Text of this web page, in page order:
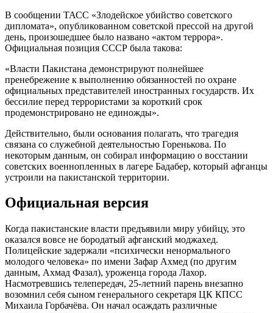
В сообщении ТАСС «Злодейское убийство советского
дипломата», опубликованном советской прессой на другой
день, произошедшее было названо «актом террора».
Официальная позиция СССР была такова:
«Власти Пакистана демонстрируют полнейшее
пренебрежение к выполнению обязанностей по охране
официальных представителей иностранных государств. Их
бессилие перед террористами за короткий срок
продемонстрировано не единожды».
Действительно, были основания полагать, что трагедия
связана со служебной деятельностью Горенькова. По
некоторым данным, он собирал информацию о восстании
советских военнопленных в лагере Бадабер, который афганцы
устроили на пакистанской территории.
Официальная версия
Когда пакистанские власти предъявили миру убийцу, это
оказался вовсе не бородатый афганский моджахед.
Полицейские задержали «психически ненормального
молодого человека» по имени Зафар Ахмед (по другим
данным, Ахмад Фазал), уроженца города Лахор.
Насмотревшись телепередач, 25-летний парень внезапно
возомнил себя сыном генерального секретаря ЦК КПСС
Михаила Горбачёва. Он начал осаждать различные